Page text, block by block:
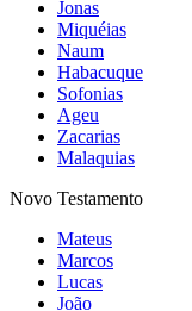
Jonas
Miquéias
Naum
Habacuque
Sofonias
Ageu
Zacarias
Malaquias
Novo Testamento
Mateus
Marcos
Lucas
João